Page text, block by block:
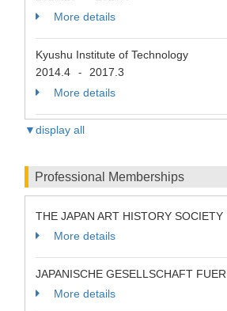
More details
Kyushu Institute of Technology
2014.4
-
2017.3
More details
▼display all
Professional Memberships
THE JAPAN ART HISTORY SOCIETY
More details
JAPANISCHE GESELLSCHAFT
More details